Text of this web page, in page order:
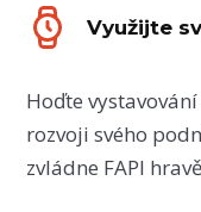
Využijte
Hoďte
rozvoji svého
zvládne FAPI